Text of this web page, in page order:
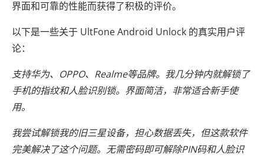
界面和可靠的性能而获得了积极的评价。
以下是一些关于 UltFone Android Unlock 的真实用户评
论：
支持华为、OPPO、Realme等品牌。我几分钟内就解锁了
手机的指纹和人脸识别锁。界面简洁，非常适合新手使
用。
我尝试解锁我的旧三星设备，担心数据丢失，但这款软件
完美解决了这个问题。无需密码即可解除PIN码和人脸识